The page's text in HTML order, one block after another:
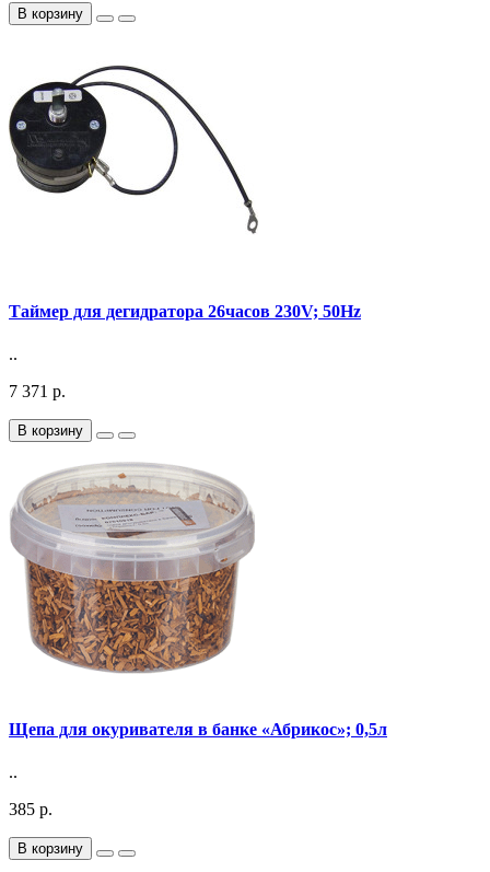
В корзину
Таймер для дегидратора 26часов 230V; 50Hz
..
7 371 р.
В корзину
Щепа для окуривателя в банке «Абрикос»; 0,5л
..
385 р.
В корзину